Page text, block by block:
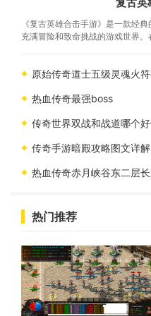
《复古英雄合击手游》是一款经
充满冒险和致命挑战的游戏世界
原始传奇道士五级灵魂火
热血传奇最强boss
传奇世界双战和战道哪个
传奇手游暗殿攻略图文详解
热血传奇赤月峡谷东二层
热门推荐